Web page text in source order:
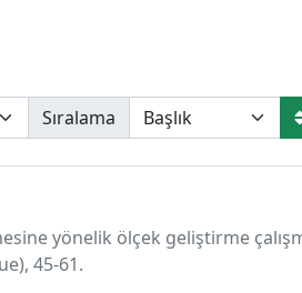
Sıralama
yönelik ölçek geliştirme
45-61.